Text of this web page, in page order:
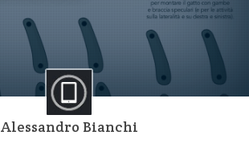
Alessandro Bianchi